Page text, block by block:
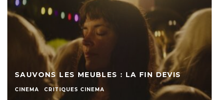
SAUVONS LES MEUBLES : LA FIN DEVIS
CINEMA CRITIQUES CINEMA